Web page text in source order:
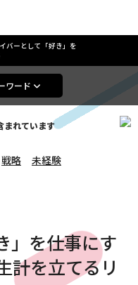
バーとして「好き」を
ワード
まれています
戦略 未経験
」を仕事にす
計を立てるリ